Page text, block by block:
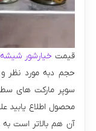
قیمت خیارشور
حجم دبه مورد نظر
سوپر مارکت های
محصول اطلاع یابید
آن هم بالاتر است